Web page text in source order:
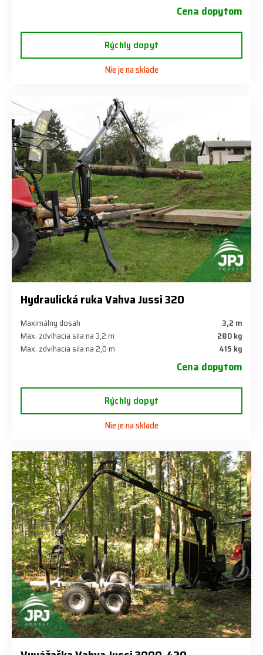
Cena dopytom
Rýchly dopyt
Nie je na sklade
Hydraulická ruka Vahva Jussi 320
Maximálny dosah
3,2 m
Max. zdvíhacia sila na 3,2 m
280 kg
Max. zdvíhacia sila na 2,0 m
415 kg
Cena dopytom
Rýchly dopyt
Nie je na sklade